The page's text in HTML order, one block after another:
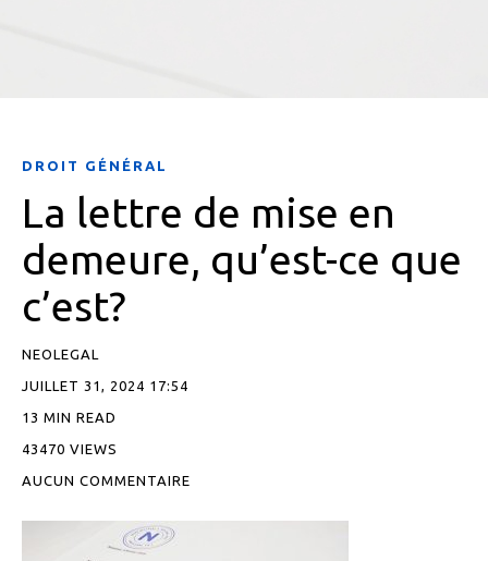
DROIT GÉNÉRAL
La lettre de mise en
demeure, qu’est-ce que
c’est?
NEOLEGAL
JUILLET 31, 2024 17:54
13 MIN READ
43470 VIEWS
AUCUN COMMENTAIRE